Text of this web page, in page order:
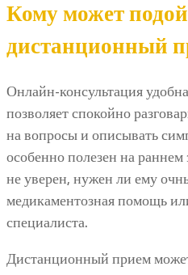
Кому может
дистанционный
Онлайн-консультация
позволяет спокойно
на вопросы и описывать
особенно полезен на раннем
не уверен, нужен ли ему
медикаментозная помощь
специалиста.
Дистанционный прием